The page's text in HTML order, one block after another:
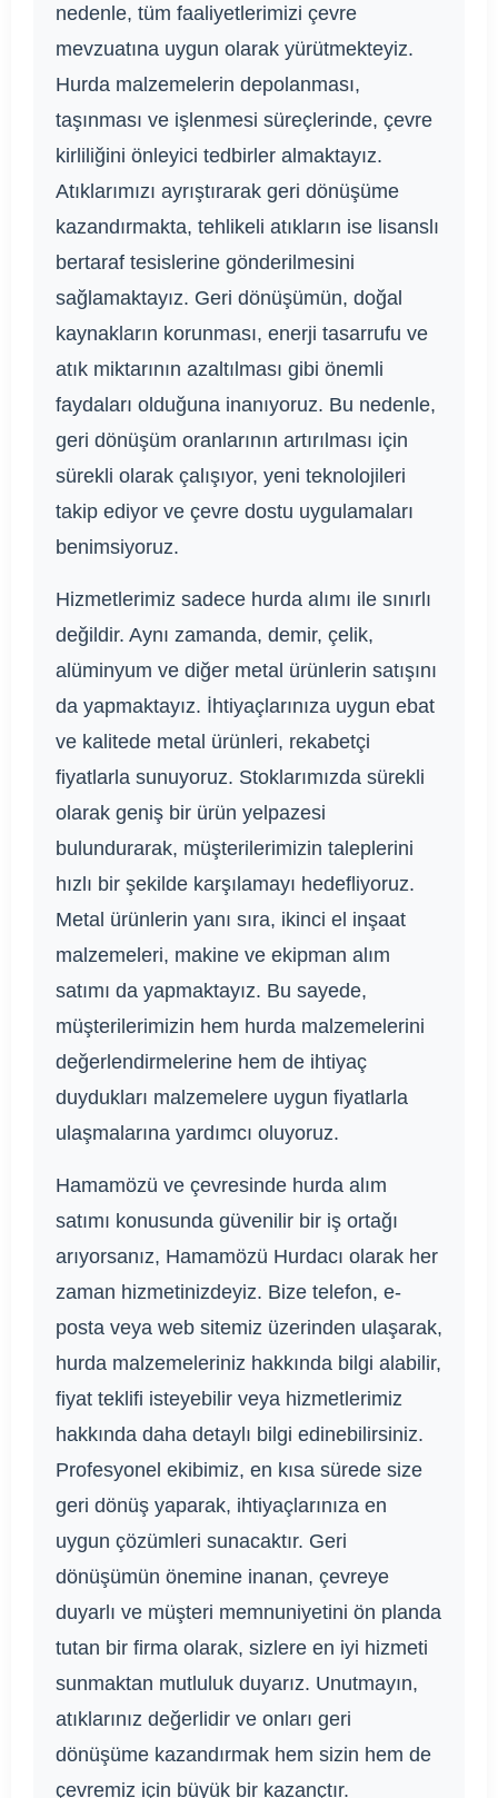
nedenle, tüm faaliyetlerimizi çevre
mevzuatına uygun olarak yürütmekteyiz.
Hurda malzemelerin depolanması,
taşınması ve işlenmesi süreçlerinde, çevre
kirliliğini önleyici tedbirler almaktayız.
Atıklarımızı ayrıştırarak geri dönüşüme
kazandırmakta, tehlikeli atıkların ise lisanslı
bertaraf tesislerine gönderilmesini
sağlamaktayız. Geri dönüşümün, doğal
kaynakların korunması, enerji tasarrufu ve
atık miktarının azaltılması gibi önemli
faydaları olduğuna inanıyoruz. Bu nedenle,
geri dönüşüm oranlarının artırılması için
sürekli olarak çalışıyor, yeni teknolojileri
takip ediyor ve çevre dostu uygulamaları
benimsiyoruz.
Hizmetlerimiz sadece hurda alımı ile sınırlı
değildir. Aynı zamanda, demir, çelik,
alüminyum ve diğer metal ürünlerin satışını
da yapmaktayız. İhtiyaçlarınıza uygun ebat
ve kalitede metal ürünleri, rekabetçi
fiyatlarla sunuyoruz. Stoklarımızda sürekli
olarak geniş bir ürün yelpazesi
bulundurarak, müşterilerimizin taleplerini
hızlı bir şekilde karşılamayı hedefliyoruz.
Metal ürünlerin yanı sıra, ikinci el inşaat
malzemeleri, makine ve ekipman alım
satımı da yapmaktayız. Bu sayede,
müşterilerimizin hem hurda malzemelerini
değerlendirmelerine hem de ihtiyaç
duydukları malzemelere uygun fiyatlarla
ulaşmalarına yardımcı oluyoruz.
Hamamözü ve çevresinde hurda alım
satımı konusunda güvenilir bir iş ortağı
arıyorsanız, Hamamözü Hurdacı olarak her
zaman hizmetinizdeyiz. Bize telefon, e-
posta veya web sitemiz üzerinden ulaşarak,
hurda malzemeleriniz hakkında bilgi alabilir,
fiyat teklifi isteyebilir veya hizmetlerimiz
hakkında daha detaylı bilgi edinebilirsiniz.
Profesyonel ekibimiz, en kısa sürede size
geri dönüş yaparak, ihtiyaçlarınıza en
uygun çözümleri sunacaktır. Geri
dönüşümün önemine inanan, çevreye
duyarlı ve müşteri memnuniyetini ön planda
tutan bir firma olarak, sizlere en iyi hizmeti
sunmaktan mutluluk duyarız. Unutmayın,
atıklarınız değerlidir ve onları geri
dönüşüme kazandırmak hem sizin hem de
çevremiz için büyük bir kazançtır.